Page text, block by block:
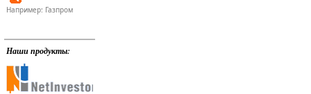
Например: Газпром
Наши продукты: